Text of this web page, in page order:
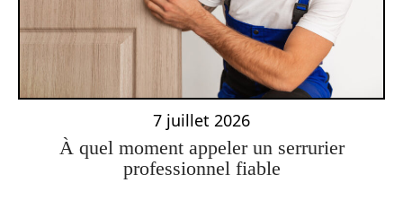
7 juillet 2026
À quel moment appeler un serrurier
professionnel fiable